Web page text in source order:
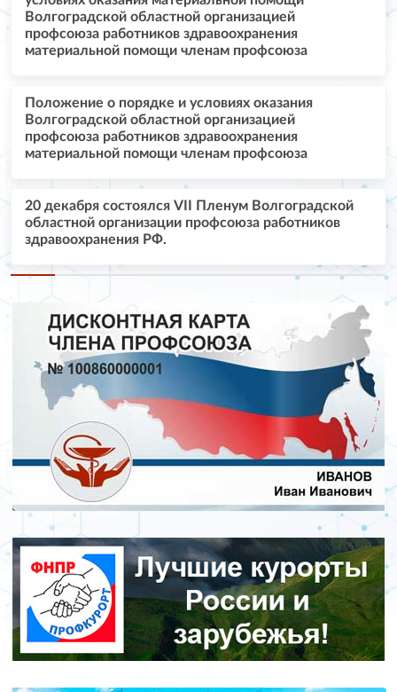
Волгоградской областной организацией
профсоюза работников здравоохранения
материальной помощи членам профсоюза
Положение о порядке и условиях оказания
Волгоградской областной организацией
профсоюза работников здравоохранения
материальной помощи членам профсоюза
20 декабря состоялся VII Пленум Волгоградской
областной организации профсоюза работников
здравоохранения РФ.